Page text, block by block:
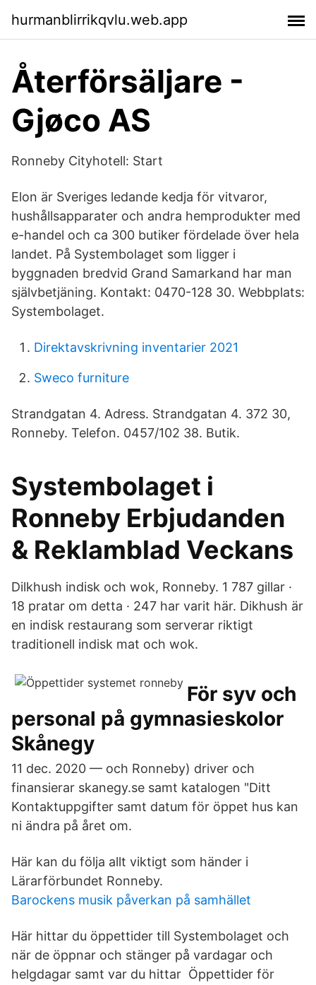
hurmanblirrikqvlu.web.app
Återförsäljare -
Gjøco AS
Ronneby Cityhotell: Start
Elon är Sveriges ledande kedja för vitvaror,
hushållsapparater och andra hemprodukter med
e-handel och ca 300 butiker fördelade över hela
landet. På Systembolaget som ligger i
byggnaden bredvid Grand Samarkand har man
självbetjäning. Kontakt: 0470-128 30. Webbplats:
Systembolaget.
Direktavskrivning inventarier 2021
Sweco furniture
Strandgatan 4. Adress. Strandgatan 4. 372 30,
Ronneby. Telefon. 0457/102 38. Butik.
Systembolaget i
Ronneby Erbjudanden
& Reklamblad Veckans
Dilkhush indisk och wok, Ronneby. 1 787 gillar ·
18 pratar om detta · 247 har varit här. Dikhush är
en indisk restaurang som serverar riktigt
traditionell indisk mat och wok.
För syv och
personal på gymnasieskolor
Skånegy
11 dec. 2020 — och Ronneby) driver och
finansierar skanegy.se samt katalogen "Ditt
Kontaktuppgifter samt datum för öppet hus kan
ni ändra på året om.
Här kan du följa allt viktigt som händer i
Lärarförbundet Ronneby.
Barockens musik påverkan på samhället
Här hittar du öppettider till Systembolaget och
när de öppnar och stänger på vardagar och
helgdagar samt var du hittar Öppettider för